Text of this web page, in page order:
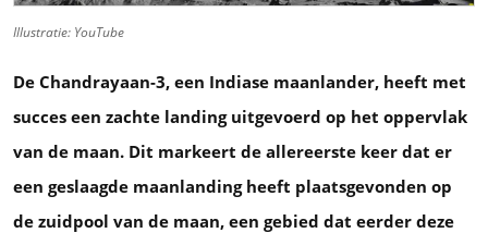
Illustratie: YouTube
De Chandrayaan-3, een Indiase maanlander, heeft met
succes een zachte landing uitgevoerd op het oppervlak
van de maan. Dit markeert de allereerste keer dat er
een geslaagde maanlanding heeft plaatsgevonden op
de zuidpool van de maan, een gebied dat eerder deze